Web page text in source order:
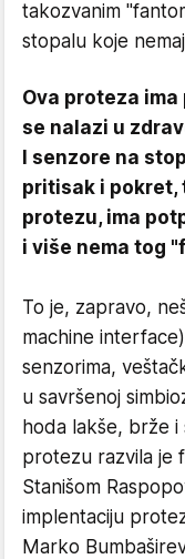
takozvanim
stopalu koje
Ova proteza
se nalazi u
I senzore na
pritisak i pokret,
protezu, ima
i više nema tog
To je, zapravo,
machine
senzorima,
u savršenoj
hoda lakše, brže i
protezu razvila je
Stanišom
implentaciju
Marko